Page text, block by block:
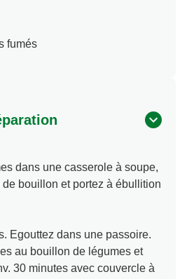
fumés
dans une casserole à soupe,
bouillon et portez à ébullition
Egouttez dans une passoire.
au bouillon de légumes et
30 minutes avec couvercle à